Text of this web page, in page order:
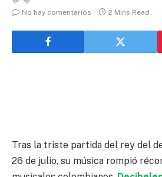
No hay comentarios
2 Mins Read
Tras la triste partida del rey del
26 de julio, su música rompió